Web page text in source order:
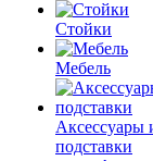
Стойки
Мебель
Аксессуары
подставки